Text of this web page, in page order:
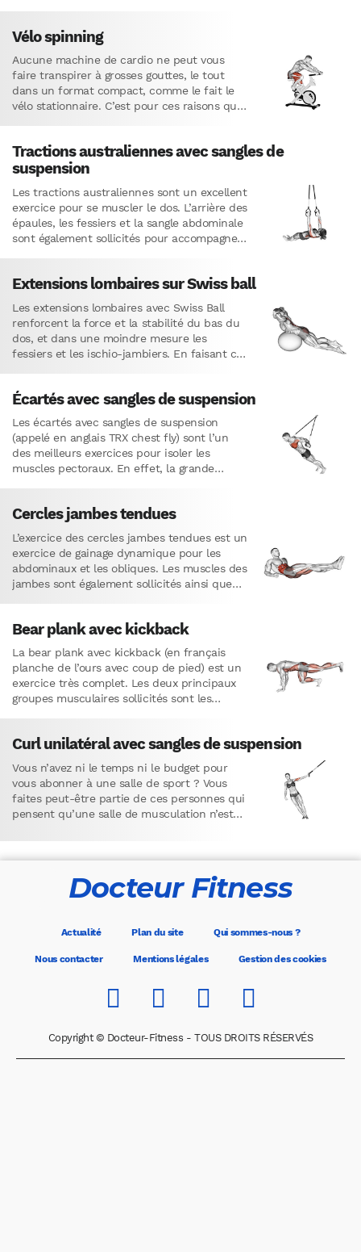
Vélo spinning
Aucune machine de cardio ne peut vous
faire transpirer à grosses gouttes, le tout
dans un format compact, comme le fait le
vélo stationnaire. C’est pour ces raisons que
Tractions australiennes avec sangles de
suspension
Les tractions australiennes sont un excellent
exercice pour se muscler le dos. L’arrière des
épaules, les fessiers et la sangle abdominale
sont également sollicités pour accompagner
Extensions lombaires sur Swiss ball
Les extensions lombaires avec Swiss Ball
renforcent la force et la stabilité du bas du
dos, et dans une moindre mesure les
fessiers et les ischio-jambiers. En faisant cet
Écartés avec sangles de suspension
Les écartés avec sangles de suspension
(appelé en anglais TRX chest fly) sont l’un
des meilleurs exercices pour isoler les
muscles pectoraux. En effet, la grande
Cercles jambes tendues
L’exercice des cercles jambes tendues est un
exercice de gainage dynamique pour les
abdominaux et les obliques. Les muscles des
jambes sont également sollicités ainsi que
Bear plank avec kickback
La bear plank avec kickback (en français
planche de l’ours avec coup de pied) est un
exercice très complet. Les deux principaux
groupes musculaires sollicités sont les
Curl unilatéral avec sangles de suspension
Vous n’avez ni le temps ni le budget pour
vous abonner à une salle de sport ? Vous
faites peut-être partie de ces personnes qui
pensent qu’une salle de musculation n’est…
Docteur Fitness
Actualité Plan du site Qui sommes-nous ?
Nous contacter Mentions légales Gestion des cookies
Copyright © Docteur-Fitness - TOUS DROITS RÉSERVÉS